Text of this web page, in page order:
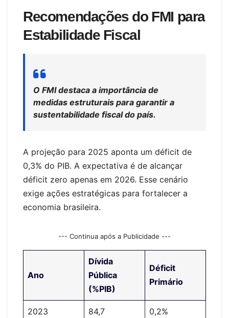
Recomendações do FMI para
Estabilidade Fiscal
O FMI destaca a importância de
medidas estruturais para garantir a
sustentabilidade fiscal do país.
A projeção para 2025 aponta um déficit de
0,3% do PIB. A expectativa é de alcançar
déficit zero apenas em 2026. Esse cenário
exige ações estratégicas para fortalecer a
economia brasileira.
--- Continua após a Publicidade ---
Ano
Dívida
Pública
(%PIB)
Déficit
Primário
2023 84,7 0,2%